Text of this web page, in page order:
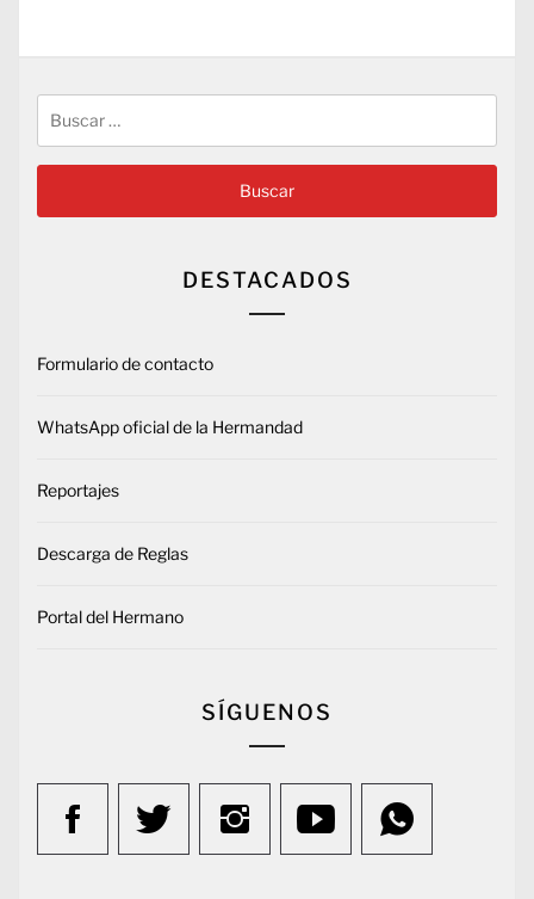
DESTACADOS
Formulario de contacto
WhatsApp oficial de la Hermandad
Reportajes
Descarga de Reglas
Portal del Hermano
SÍGUENOS